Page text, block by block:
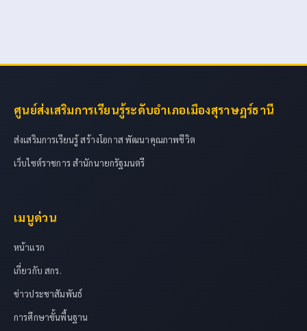
ศูนย์ส่งเสริมการเรียนรู้ระดับอำเภอเมืองสุราษฎร์ธานี
ส่งเสริมการเรียนรู้ สร้างโอกาส พัฒนาคุณภาพชีวิต
เว็บไซต์ราชการ สำนักนายกรัฐมนตรี
เมนูด่วน
หน้าแรก
เกี่ยวกับ สกร.
ข่าวประชาสัมพันธ์
การศึกษาขั้นพื้นฐาน